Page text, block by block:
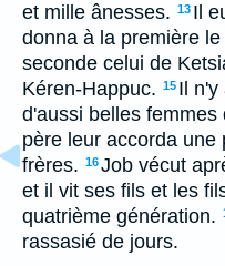
et mille ânesses. 13 Il
donna à la première
seconde celui de
Kéren-Happuc. 15 Il n'y
d'aussi belles
père leur accorda une
frères. 16Job vécut
et il vit ses fils et les
quatrième génération.
rassasié de jours.